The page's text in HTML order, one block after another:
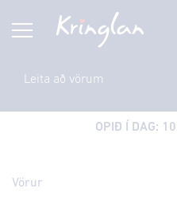
OPIÐ Í DAG:
Vörur